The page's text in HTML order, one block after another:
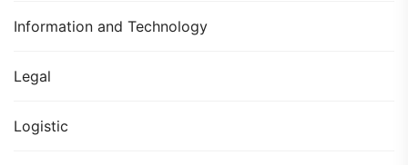
Information and Technology
Legal
Logistic